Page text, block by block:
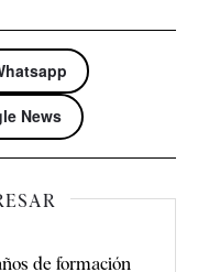
News
de formación